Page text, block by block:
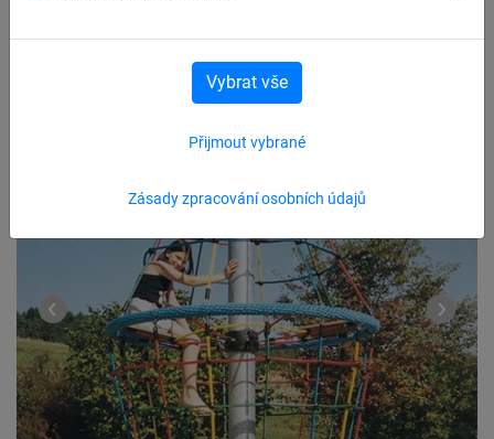
Zásady zpracování osobních údajů
Přijmout vybrané
Vybrat vše